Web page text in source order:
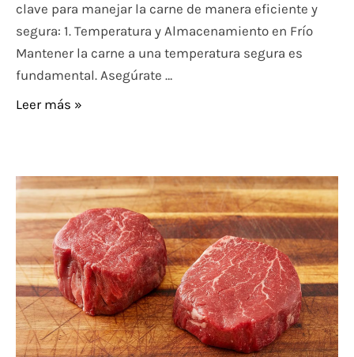
clave para manejar la carne de manera eficiente y
segura: 1. Temperatura y Almacenamiento en Frío
Mantener la carne a una temperatura segura es
fundamental. Asegúrate …
Leer más »